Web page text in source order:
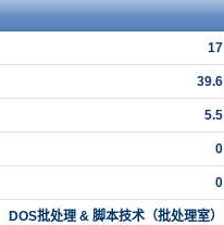
17
39.6
5.5
0
0
DOS批处理 & 脚本技术（批处理室）